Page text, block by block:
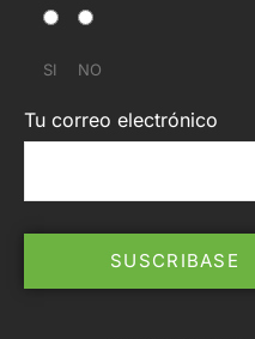
SI NO
Tu correo electrónico